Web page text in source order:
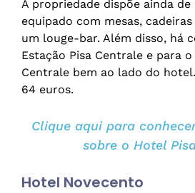
A propriedade dispõe ainda
equipado com mesas,
um louge-bar. Além disso, há
Estação Pisa Centrale e para
Centrale bem ao lado do
64 euros.
Clique aqui para
sobre o Hotel
Hotel Novecento